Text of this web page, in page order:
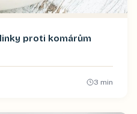
proti komárům
3 min